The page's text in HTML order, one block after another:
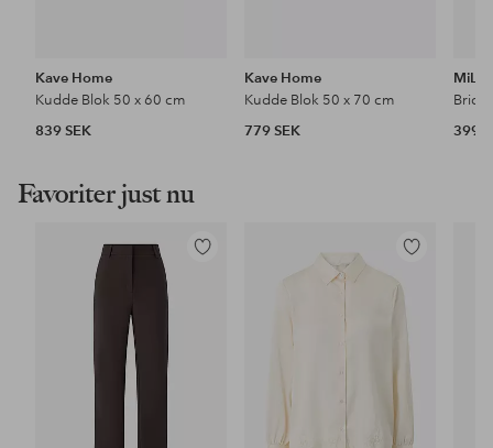
Kave Home
Kudde Blok 50 x 60 cm
839 SEK
Kave Home
Kudde Blok 50 x 70 cm
779 SEK
399
Favoriter just nu
Lägg
Lägg
i